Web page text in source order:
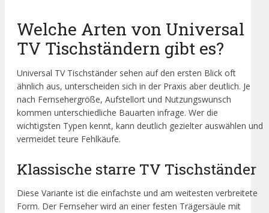
Welche Arten von Universal
TV Tischständern gibt es?
Universal TV Tischständer sehen auf den ersten Blick oft
ähnlich aus, unterscheiden sich in der Praxis aber deutlich. Je
nach Fernsehergröße, Aufstellort und Nutzungswunsch
kommen unterschiedliche Bauarten infrage. Wer die
wichtigsten Typen kennt, kann deutlich gezielter auswählen und
vermeidet teure Fehlkäufe.
Klassische starre TV Tischständer
Diese Variante ist die einfachste und am weitesten verbreitete
Form. Der Fernseher wird an einer festen Trägersäule mit